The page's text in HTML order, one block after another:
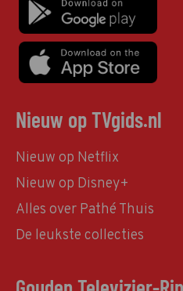
Nieuw op TVgids.nl
Nieuw op Netflix
Nieuw op Disney+
Alles over Pathé Thuis
De leukste collecties